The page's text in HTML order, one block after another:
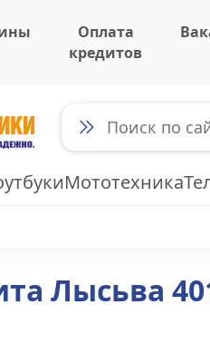
Оплата
кредитов
Мототехника
Лысьва